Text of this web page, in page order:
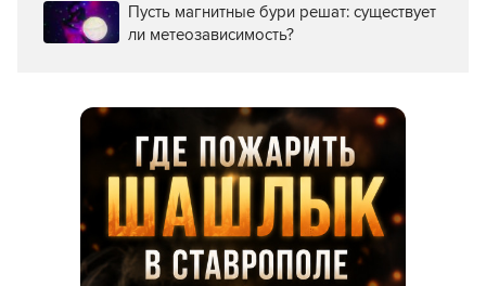
Пусть магнитные бури решат: существует
ли метеозависимость?